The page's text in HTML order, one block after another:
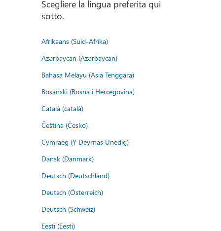
Scegliere la lingua preferita qui
sotto.
Afrikaans (Suid-Afrika)
Azərbaycan (Azərbaycan)
Bahasa Melayu (Asia Tenggara)
Bosanski (Bosna i Hercegovina)
Català (català)
Čeština (Česko)
Cymraeg (Y Deyrnas Unedig)
Dansk (Danmark)
Deutsch (Deutschland)
Deutsch (Österreich)
Deutsch (Schweiz)
Eesti (Eesti)